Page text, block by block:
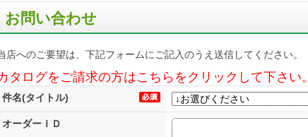
お問い合わせ
店へのご要望は、下記フォームにご記入のうえ送信してください。
タログをご請求の方はこちらをクリックして下さい。
件名(タイトル)
オーダーＩＤ